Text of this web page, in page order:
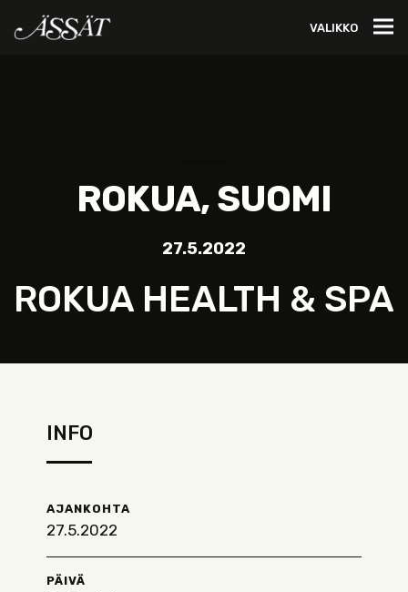
VALIKKO
ROKUA, SUOMI
27.5.2022
ROKUA HEALTH & SPA
INFO
AJANKOHTA
27.5.2022
PÄIVÄ